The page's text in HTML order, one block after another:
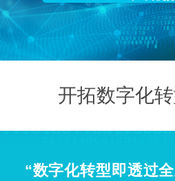
开拓数字化
“数字化转型即透过